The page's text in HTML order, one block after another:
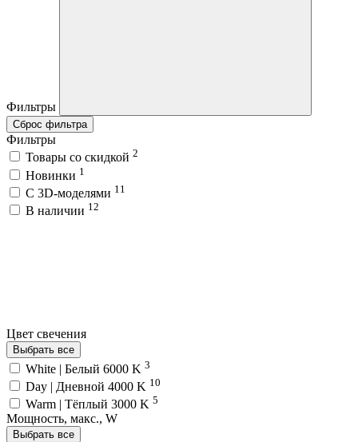
Фильтры
Сброс фильтра
Фильтры
Товары со скидкой 2
Новинки 1
C 3D-моделями 11
В наличии 12
Цвет свечения
Выбрать все
White | Белый 6000 K 3
Day | Дневной 4000 K 10
Warm | Тёплый 3000 K 5
Мощность, макс., W
Выбрать все